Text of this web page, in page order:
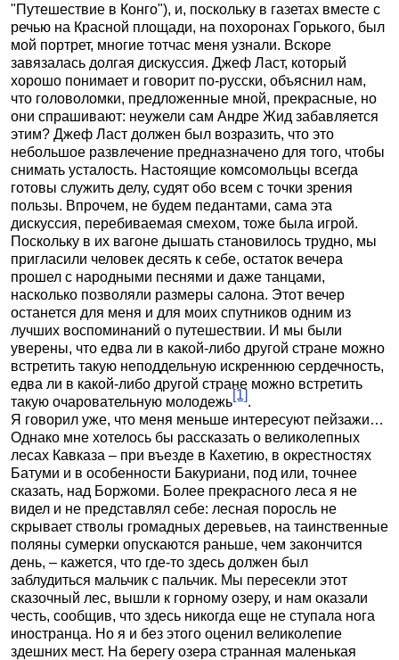
"Путешествие в Конго"), и, поскольку в газетах вместе с
речью на Красной площади, на похоронах Горького, был
мой портрет, многие тотчас меня узнали. Вскоре
завязалась долгая дискуссия. Джеф Ласт, который
хорошо понимает и говорит по-русски, объяснил нам,
что головоломки, предложенные мной, прекрасные, но
они спрашивают: неужели сам Андре Жид забавляется
этим? Джеф Ласт должен был возразить, что это
небольшое развлечение предназначено для того, чтобы
снимать усталость. Настоящие комсомольцы всегда
готовы служить делу, судят обо всем с точки зрения
пользы. Впрочем, не будем педантами, сама эта
дискуссия, перебиваемая смехом, тоже была игрой.
Поскольку в их вагоне дышать становилось трудно, мы
пригласили человек десять к себе, остаток вечера
прошел с народными песнями и даже танцами,
насколько позволяли размеры салона. Этот вечер
останется для меня и для моих спутников одним из
лучших воспоминаний о путешествии. И мы были
уверены, что едва ли в какой-либо другой стране можно
встретить такую неподдельную искреннюю сердечность,
едва ли в какой-либо другой стране можно встретить
такую очаровательную молодежь[1].
Я говорил уже, что меня меньше интересуют пейзажи…
Однако мне хотелось бы рассказать о великолепных
лесах Кавказа – при въезде в Кахетию, в окрестностях
Батуми и в особенности Бакуриани, под или, точнее
сказать, над Боржоми. Более прекрасного леса я не
видел и не представлял себе: лесная поросль не
скрывает стволы громадных деревьев, на таинственные
поляны сумерки опускаются раньше, чем закончится
день, – кажется, что где-то здесь должен был
заблудиться мальчик с пальчик. Мы пересекли этот
сказочный лес, вышли к горному озеру, и нам оказали
честь, сообщив, что здесь никогда еще не ступала нога
иностранца. Но я и без этого оценил великолепие
здешних мест. На берегу озера странная маленькая